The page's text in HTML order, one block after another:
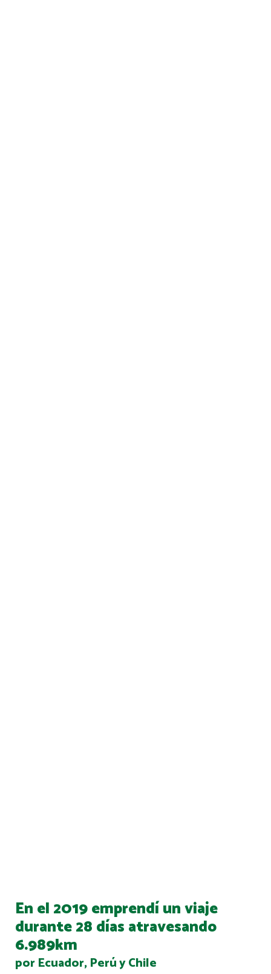
En el 2019 emprendí un viaje
durante 28 días atravesando
6.989km
por Ecuador, Perú y Chile